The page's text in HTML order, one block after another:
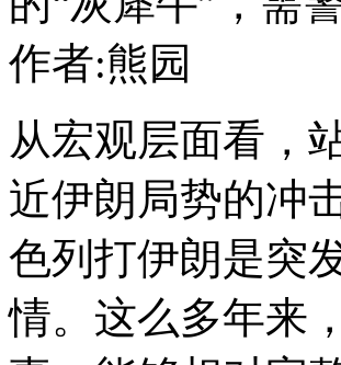
作者:熊园
从宏观层面看，
近伊朗局势的冲
色列打伊朗是突
情。这么多年来